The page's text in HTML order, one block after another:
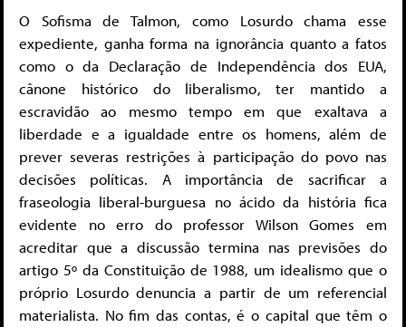
O Sofisma de Talmon, como Losurdo chama esse
expediente, ganha forma na ignorância quanto a fatos
como o da Declaração de Independência dos EUA,
cânone histórico do liberalismo, ter mantido a
escravidão ao mesmo tempo em que exaltava a
liberdade e a igualdade entre os homens, além de
prever severas restrições à participação do povo nas
decisões políticas. A importância de sacrificar a
fraseologia liberal-burguesa no ácido da história fica
evidente no erro do professor Wilson Gomes em
acreditar que a discussão termina nas previsões do
artigo 5º da Constituição de 1988, um idealismo que o
próprio Losurdo denuncia a partir de um referencial
materialista. No fim das contas, é o capital que têm o